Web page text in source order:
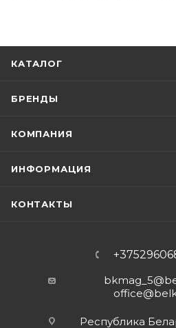
КАТАЛОГ
БРЕНДЫ
КОМПАНИЯ
ИНФОРМАЦИЯ
КОНТАКТЫ
Республика